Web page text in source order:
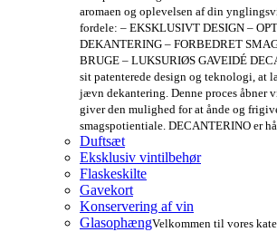
aromaen og oplevelsen af din
fordele: – EKSKLUSIVT DESIGN –
DEKANTERING – FORBEDRET
BRUGE – LUKSURIØS GAVEIDÉ
sit patenterede design og teknologi, at
jævn dekantering. Denne proces åbner
giver den mulighed for at ånde og
smagspotientiale. DECANTERINO er
Duftsæt
Eksklusiv vintilbehør
Flaskeskilte
Gavekort
Konservering af vin
GlasophængVelkommen til vores